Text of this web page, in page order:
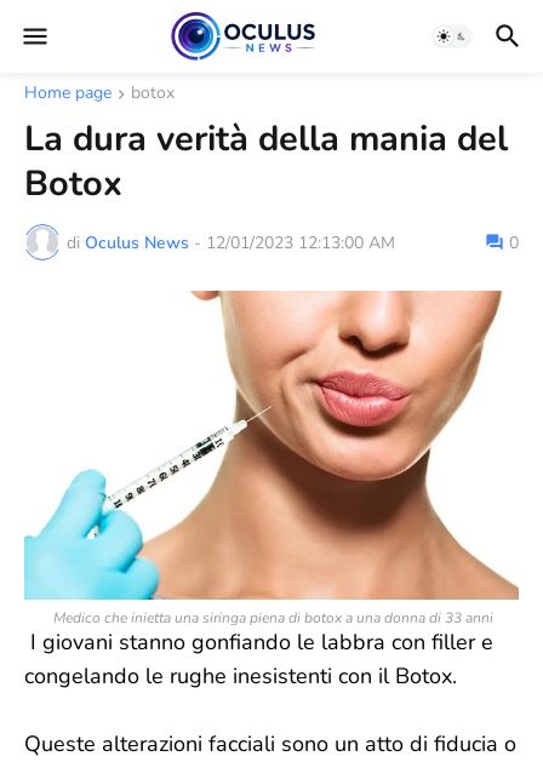
Home page botox
La dura verità della mania del
Botox
di Oculus News - 12/01/2023 12:13:00 AM 0
Medico che inietta una siringa piena di botox a una donna di 33 anni
I giovani stanno gonfiando le labbra con filler e
congelando le rughe inesistenti con il Botox.
Queste alterazioni facciali sono un atto di fiducia o